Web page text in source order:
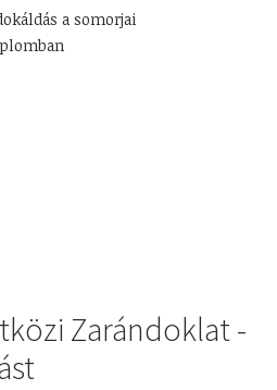
a somorjai
Zarándoklat -